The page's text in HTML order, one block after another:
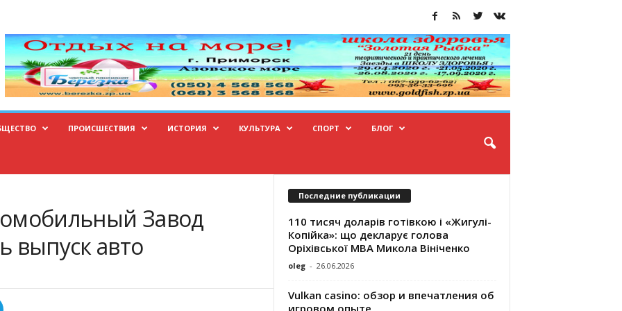
ПРОИСШЕСТВИЯ ИСТОРИЯ КУЛЬТУРА СПОРТ БЛОГ
Завод
выпуск авто
Последние публикации
110 тисяч доларів готівкою і «Жигулі-
Копійка»: що декларує голова
Оріхівської МВА Микола Вініченко
oleg - 26.06.2026
Vulkan casino: обзор и впечатления об
игровом опыте